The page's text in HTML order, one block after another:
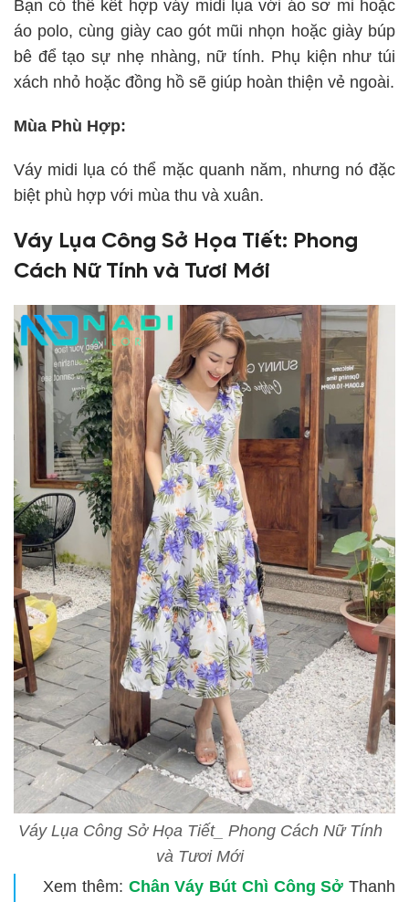
Bạn có thể kết hợp váy midi lụa với áo sơ mi hoặc
áo polo, cùng giày cao gót mũi nhọn hoặc giày búp
bê để tạo sự nhẹ nhàng, nữ tính. Phụ kiện như túi
xách nhỏ hoặc đồng hồ sẽ giúp hoàn thiện vẻ ngoài.
Mùa Phù Hợp:
Váy midi lụa có thể mặc quanh năm, nhưng nó đặc
biệt phù hợp với mùa thu và xuân.
Váy Lụa Công Sở Họa Tiết: Phong
Cách Nữ Tính và Tươi Mới
Váy Lụa Công Sở Họa Tiết_ Phong Cách Nữ Tính
và Tươi Mới
Xem thêm: Chân Váy Bút Chì Công Sở Thanh